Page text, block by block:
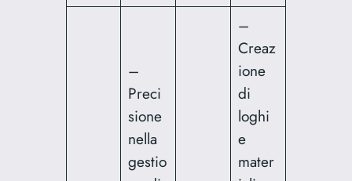
–
Preci
sione
nella
gestio
–
Creaz
ione
di
loghi
e
mater